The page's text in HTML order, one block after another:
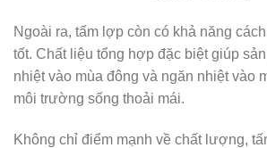
Ngoài ra, tấm lợp còn có khả năng
tốt. Chất liệu tổng hợp đặc biệt giúp
nhiệt vào mùa đông và ngăn nhiệt vào
môi trường sống thoải mái.
Không chỉ điểm mạnh về chất lượng,